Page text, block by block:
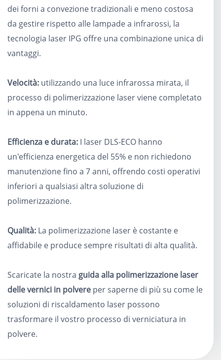
dei forni a convezione tradizionali e meno costosa
da gestire rispetto alle lampade a infrarossi, la
tecnologia laser IPG offre una combinazione unica di
vantaggi.
Velocità: utilizzando una luce infrarossa mirata, il
processo di polimerizzazione laser viene completato
in appena un minuto.
Efficienza e durata: I laser DLS-ECO hanno
un'efficienza energetica del 55% e non richiedono
manutenzione fino a 7 anni, offrendo costi operativi
inferiori a qualsiasi altra soluzione di
polimerizzazione.
Qualità: La polimerizzazione laser è costante e
affidabile e produce sempre risultati di alta qualità.
Scaricate la nostra guida alla polimerizzazione laser
delle vernici in polvere per saperne di più su come le
soluzioni di riscaldamento laser possono
trasformare il vostro processo di verniciatura in
polvere.